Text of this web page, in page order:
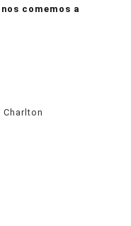
comemos a
Charlton